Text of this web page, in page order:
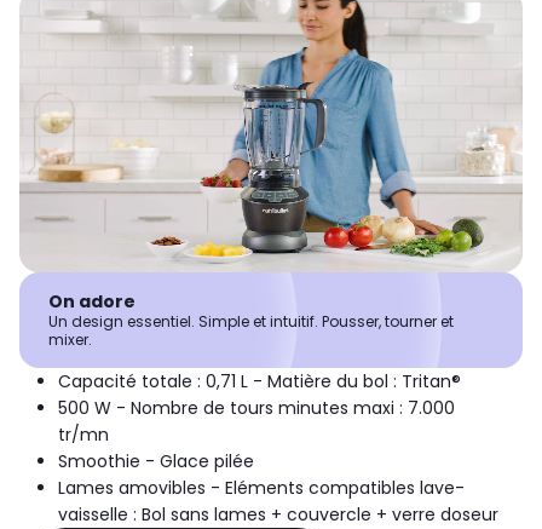
On adore
Un design essentiel. Simple et intuitif. Pousser, tourner et
mixer.
Capacité totale : 0,71 L - Matière du bol : Tritan®
500 W - Nombre de tours minutes maxi : 7.000
tr/mn
Smoothie - Glace pilée
Lames amovibles - Eléments compatibles lave-
vaisselle : Bol sans lames + couvercle + verre doseur